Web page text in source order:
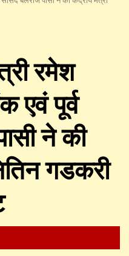
रमेश
एवं पूर्व
ने की
गडकरी